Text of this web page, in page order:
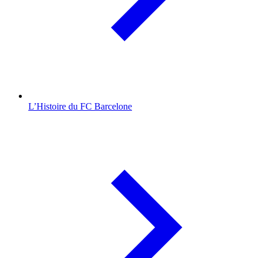
L’Histoire du FC Barcelone